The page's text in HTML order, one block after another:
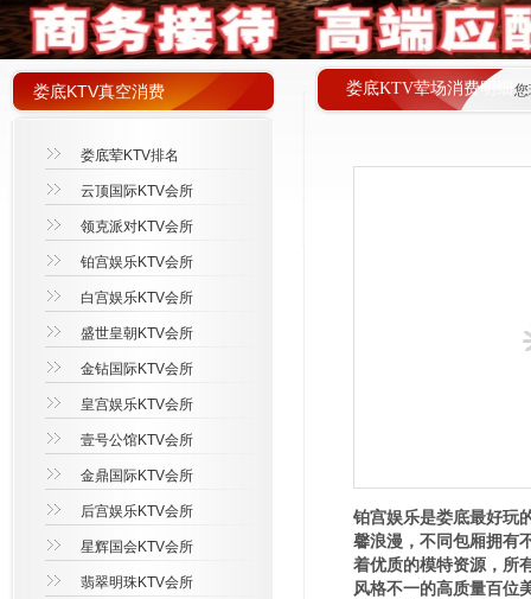
娄底KTV荤场消费明细
娄底KTV真空消费
娄底荤KTV排名
云顶国际KTV会所
领克派对KTV会所
铂宫娱乐KTV会所
白宫娱乐KTV会所
盛世皇朝KTV会所
金钻国际KTV会所
皇宫娱乐KTV会所
壹号公馆KTV会所
金鼎国际KTV会所
后宫娱乐KTV会所
星辉国会KTV会所
翡翠明珠KTV会所
铂宫娱乐是娄底最好玩
馨浪漫，不同包厢拥有
着优质的模特资源，所
风格不一的高质量百位